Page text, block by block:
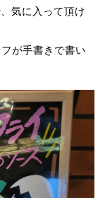
気に入って頂け
が手書きで書い